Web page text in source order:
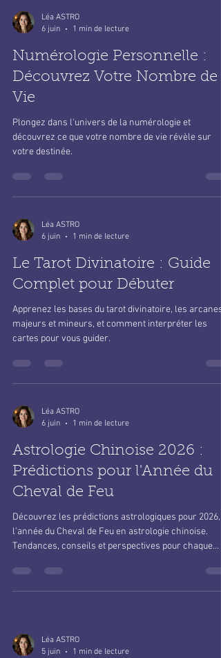
Léa ASTRO
6 juin
1 min de lecture
Numérologie Personnelle :
Découvrez Votre Nombre de
Vie
Plongez dans l'univers de la numérologie et
découvrez ce que votre nombre de vie révèle sur
votre destinée.
Léa ASTRO
6 juin
1 min de lecture
Le Tarot Divinatoire : Guide
Complet pour Débuter
Apprenez les bases du tarot divinatoire, les arcanes
majeurs et mineurs, et comment interpréter les
cartes pour vous guider.
Léa ASTRO
6 juin
1 min de lecture
Astrologie Chinoise 2026 :
Prédictions pour l'Année du
Cheval de Feu
Découvrez les prédictions astrologiques pour 2026,
l'année du Cheval de Feu en astrologie chinoise.
Tendances, conseils et perspectives pour chaque
Léa ASTRO
5 juin
1 min de lecture